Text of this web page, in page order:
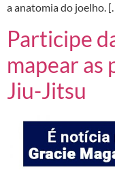
a anatomia do joelho.
Participe
mapear as
Jiu-Jitsu